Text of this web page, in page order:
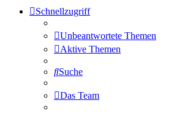
Schnellzugriff
Unbeantwortete Themen
Aktive Themen
Suche
Das Team